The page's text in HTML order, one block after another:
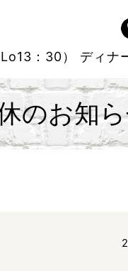
：30）
ディナ
のお知